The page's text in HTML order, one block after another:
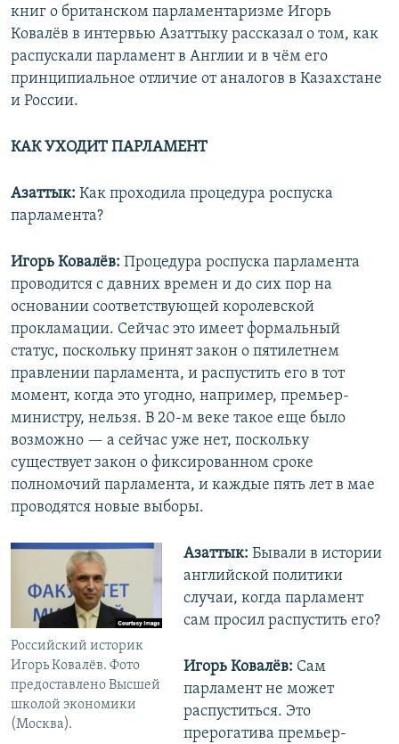
книг о британском парламентаризме Игорь
Ковалёв в интервью Азаттыку рассказал о том, как
распускали парламент в Англии и в чём его
принципиальное отличие от аналогов в Казахстане
и России.
КАК УХОДИТ ПАРЛАМЕНТ
Азаттык: Как проходила процедура роспуска
парламента?
Игорь Ковалёв: Процедура роспуска парламента
проводится с давних времен и до сих пор на
основании соответствующей королевской
прокламации. Сейчас это имеет формальный
статус, поскольку принят закон о пятилетнем
правлении парламента, и распустить его в тот
момент, когда это угодно, например, премьер-
министру, нельзя. В 20-м веке такое еще было
возможно — а сейчас уже нет, поскольку
существует закон о фиксированном сроке
полномочий парламента, и каждые пять лет в мае
проводятся новые выборы.
Российский историк
Игорь Ковалёв. Фото
предоставлено Высшей
школой экономики
(Москва).
Азаттык: Бывали в истории
английской политики
случаи, когда парламент
сам просил распустить его?
Игорь Ковалёв: Сам
парламент не может
распуститься. Это
прерогатива премьер-